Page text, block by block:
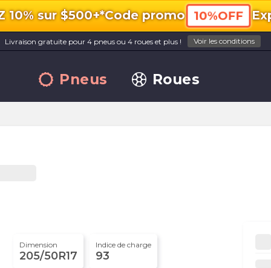
10% sur $500+*Code promo 10%OFF
Livraison gratuite pour 4 pneus ou 4 roues et plus ! Voir les conditions
Pneus Roues
Dimension
205/50R17
Indice de charge
93